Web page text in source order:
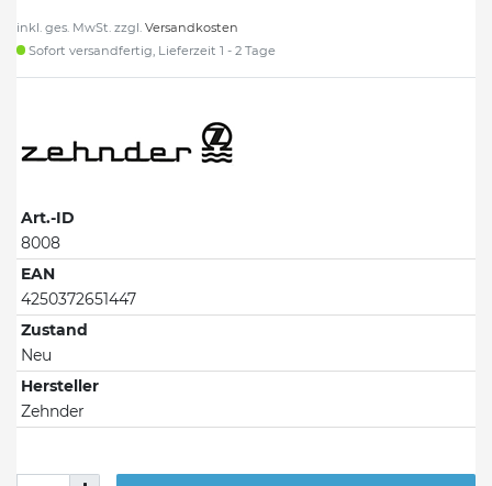
inkl. ges. MwSt. zzgl. Versandkosten
Sofort versandfertig, Lieferzeit 1 - 2 Tage
Art.-ID
8008
EAN
4250372651447
Zustand
Neu
Hersteller
Zehnder